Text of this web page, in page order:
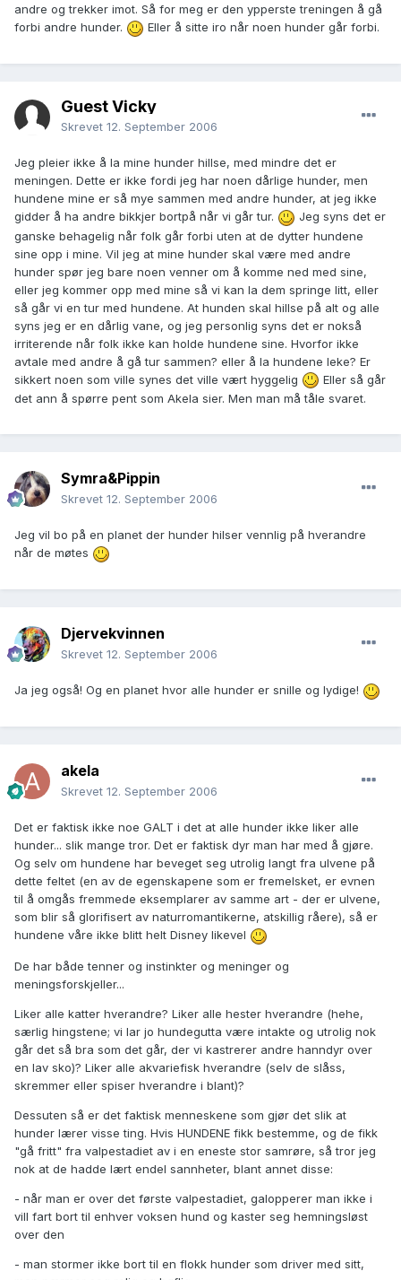
andre og trekker imot. Så for meg er den ypperste treningen å gå
forbi andre hunder.
Eller å sitte iro når noen hunder går forbi.
Guest Vicky
Skrevet 12. September 2006
Jeg pleier ikke å la mine hunder hillse, med mindre det er
meningen. Dette er ikke fordi jeg har noen dårlige hunder, men
hundene mine er så mye sammen med andre hunder, at jeg ikke
gidder å ha andre bikkjer bortpå når vi går tur.
Jeg syns det er
ganske behagelig når folk går forbi uten at de dytter hundene
sine opp i mine. Vil jeg at mine hunder skal være med andre
hunder spør jeg bare noen venner om å komme ned med sine,
eller jeg kommer opp med mine så vi kan la dem springe litt, eller
så går vi en tur med hundene. At hunden skal hillse på alt og alle
syns jeg er en dårlig vane, og jeg personlig syns det er nokså
irriterende når folk ikke kan holde hundene sine. Hvorfor ikke
avtale med andre å gå tur sammen? eller å la hundene leke? Er
sikkert noen som ville synes det ville vært hyggelig
Eller så går
det ann å spørre pent som Akela sier. Men man må tåle svaret.
Symra&Pippin
Skrevet 12. September 2006
Jeg vil bo på en planet der hunder hilser vennlig på hverandre
når de møtes
Djervekvinnen
Skrevet 12. September 2006
Ja jeg også! Og en planet hvor alle hunder er snille og lydige!
akela
Skrevet 12. September 2006
Det er faktisk ikke noe GALT i det at alle hunder ikke liker alle
hunder... slik mange tror. Det er faktisk dyr man har med å gjøre.
Og selv om hundene har beveget seg utrolig langt fra ulvene på
dette feltet (en av de egenskapene som er fremelsket, er evnen
til å omgås fremmede eksemplarer av samme art - der er ulvene,
som blir så glorifisert av naturromantikerne, atskillig råere), så er
hundene våre ikke blitt helt Disney likevel
De har både tenner og instinkter og meninger og
meningsforskjeller...
Liker alle katter hverandre? Liker alle hester hverandre (hehe,
særlig hingstene; vi lar jo hundegutta være intakte og utrolig nok
går det så bra som det går, der vi kastrerer andre hanndyr over
en lav sko)? Liker alle akvariefisk hverandre (selv de slåss,
skremmer eller spiser hverandre i blant)?
Dessuten så er det faktisk menneskene som gjør det slik at
hunder lærer visse ting. Hvis HUNDENE fikk bestemme, og de fikk
"gå fritt" fra valpestadiet av i en eneste stor samrøre, så tror jeg
nok at de hadde lært endel sannheter, blant annet disse:
- når man er over det første valpestadiet, galopperer man ikke i
vill fart bort til enhver voksen hund og kaster seg hemningsløst
over den
- man stormer ikke bort til en flokk hunder som driver med sitt,